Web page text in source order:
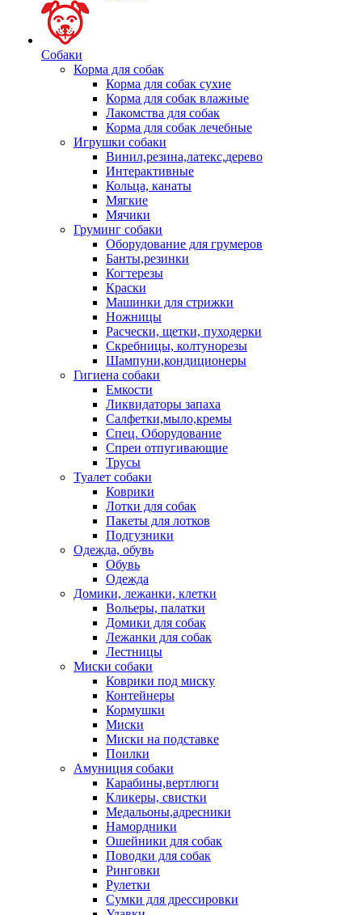
Собаки
Корма для собак
Корма для собак сухие
Корма для собак влажные
Лакомства для собак
Корма для собак лечебные
Игрушки собаки
Винил,резина,латекс,дерево
Интерактивные
Кольца, канаты
Мягкие
Мячики
Груминг собаки
Оборудование для грумеров
Банты,резинки
Когтерезы
Краски
Машинки для стрижки
Ножницы
Расчески, щетки, пуходерки
Скребницы, колтунорезы
Шампуни,кондиционеры
Гигиена собаки
Емкости
Ликвидаторы запаха
Салфетки,мыло,кремы
Спец. Оборудование
Спреи отпугивающие
Трусы
Туалет собаки
Коврики
Лотки для собак
Пакеты для лотков
Подгузники
Одежда, обувь
Обувь
Одежда
Домики, лежанки, клетки
Вольеры, палатки
Домики для собак
Лежанки для собак
Лестницы
Миски собаки
Коврики под миску
Контейнеры
Кормушки
Миски
Миски на подставке
Поилки
Амуниция собаки
Карабины,вертлюги
Кликеры, свистки
Медальоны,адресники
Намордники
Ошейники для собак
Поводки для собак
Ринговки
Рулетки
Сумки для дрессировки